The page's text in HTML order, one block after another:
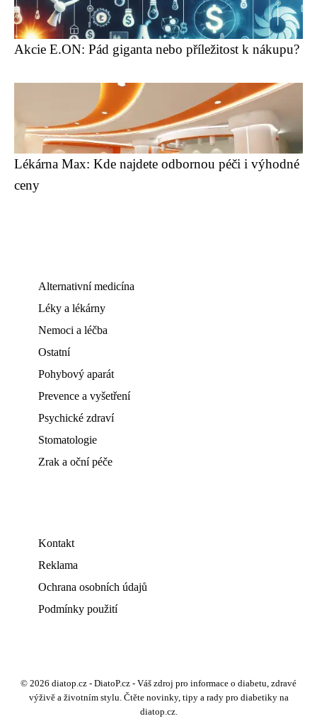
Akcie E.ON: Pád giganta nebo příležitost k nákupu?
Lékárna Max: Kde najdete odbornou péči i výhodné
ceny
Alternativní medicína
Léky a lékárny
Nemoci a léčba
Ostatní
Pohybový aparát
Prevence a vyšetření
Psychické zdraví
Stomatologie
Zrak a oční péče
Kontakt
Reklama
Ochrana osobních údajů
Podmínky použití
© 2026 diatop.cz - DiatoP.cz - Váš zdroj pro informace o diabetu, zdravé
výživě a životním stylu. Čtěte novinky, tipy a rady pro diabetiky na
diatop.cz.